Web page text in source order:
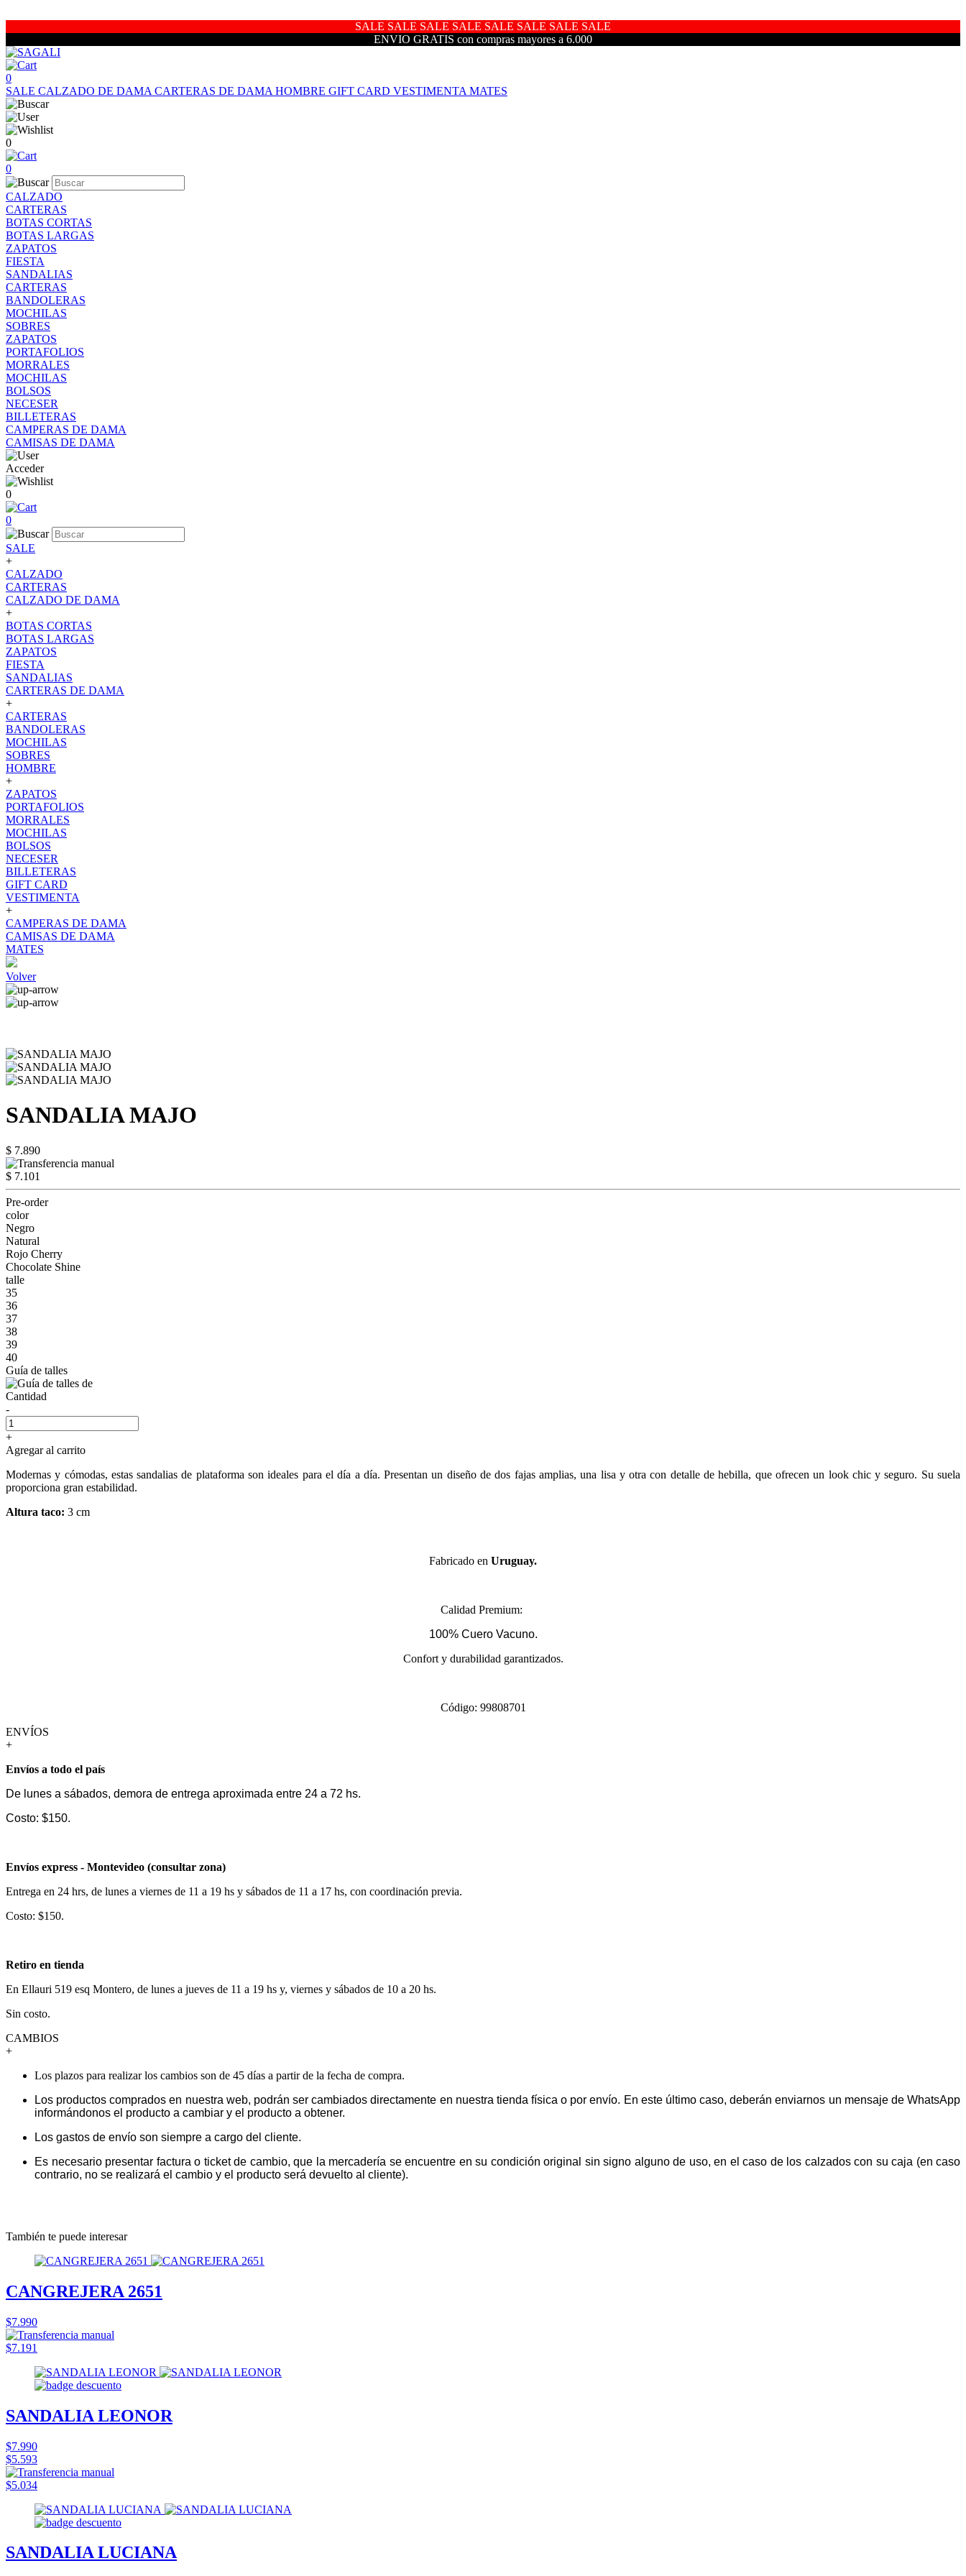
SALE SALE SALE SALE SALE SALE SALE SALE
ENVIO GRATIS con compras mayores a 6.000
0
SALE CALZADO DE DAMA CARTERAS DE DAMA HOMBRE GIFT CARD VESTIMENTA MATES
0
0
CALZADO
CARTERAS
BOTAS CORTAS
BOTAS LARGAS
ZAPATOS
FIESTA
SANDALIAS
CARTERAS
BANDOLERAS
MOCHILAS
SOBRES
ZAPATOS
PORTAFOLIOS
MORRALES
MOCHILAS
BOLSOS
NECESER
BILLETERAS
CAMPERAS DE DAMA
CAMISAS DE DAMA
Acceder
0
0
SALE
+
CALZADO
CARTERAS
CALZADO DE DAMA
+
BOTAS CORTAS
BOTAS LARGAS
ZAPATOS
FIESTA
SANDALIAS
CARTERAS DE DAMA
+
CARTERAS
BANDOLERAS
MOCHILAS
SOBRES
HOMBRE
+
ZAPATOS
PORTAFOLIOS
MORRALES
MOCHILAS
BOLSOS
NECESER
BILLETERAS
GIFT CARD
VESTIMENTA
+
CAMPERAS DE DAMA
CAMISAS DE DAMA
MATES
Volver
SANDALIA MAJO
$ 7.890
$ 7.101
Pre-order
color
Negro
Natural
Rojo Cherry
Chocolate Shine
talle
35
36
37
38
39
40
Guía de talles
Cantidad
-
+
Agregar al carrito
Modernas y cómodas, estas sandalias de plataforma son ideales para el día a día. Presentan un diseño de dos fajas amplias, una lisa y otra con detalle de hebilla, que ofrecen un look chic y seguro. Su suela
proporciona gran estabilidad.
Altura taco: 3 cm
Fabricado en Uruguay.
Calidad Premium:
100% Cuero Vacuno.
Confort y durabilidad garantizados.
Código: 99808701
ENVÍOS
+
Envíos a todo el país
De lunes a sábados, demora de entrega aproximada entre 24 a 72 hs.
Costo: $150.
Envíos express - Montevideo (consultar zona)
Entrega en 24 hrs, de lunes a viernes de 11 a 19 hs y sábados de 11 a 17 hs, con coordinación previa.
Costo: $150.
Retiro en tienda
En Ellauri 519 esq Montero, de lunes a jueves de 11 a 19 hs y, viernes y sábados de 10 a 20 hs.
Sin costo.
CAMBIOS
+
Los plazos para realizar los cambios son de 45 días a partir de la fecha de compra.
Los productos comprados en nuestra web, podrán ser cambiados directamente en nuestra tienda física o por envío. En este último caso, deberán enviarnos un mensaje de WhatsApp
informándonos el producto a cambiar y el producto a obtener.
Los gastos de envío son siempre a cargo del cliente.
Es necesario presentar factura o ticket de cambio, que la mercadería se encuentre en su condición original sin signo alguno de uso, en el caso de los calzados con su caja (en caso
contrario, no se realizará el cambio y el producto será devuelto al cliente).
También te puede interesar
CANGREJERA 2651
$7.990
$7.191
SANDALIA LEONOR
$7.990
$5.593
$5.034
SANDALIA LUCIANA